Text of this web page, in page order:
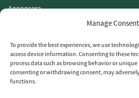
Manage Consent
To provide the best experiences, we use
access device information. Consenting to these
process data such as browsing behavior or unique
consenting or withdrawing consent, may
functions.
Annonsera
Vår integritetspolicy
Följ oss
LinkedIn